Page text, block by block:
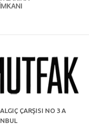
ÇARŞISI NO 3 A